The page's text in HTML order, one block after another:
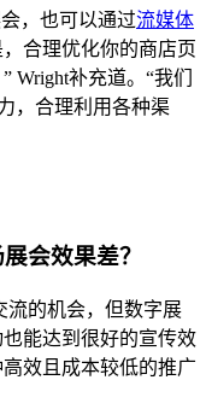
，也可以通过流媒体
合理优化你的商店页
Wright补充道。“我们
，合理利用各种渠
会效果差？
流的机会，但数字展
能达到很好的宣传效
效且成本较低的推广